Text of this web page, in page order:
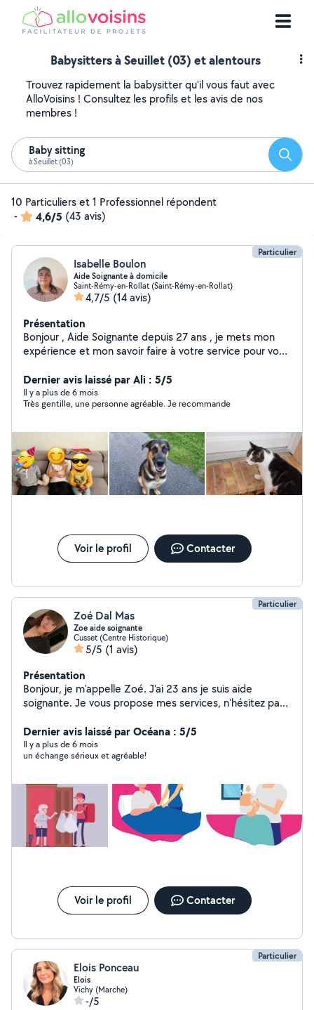
Babysitters à Seuillet (03) et alentours
Trouvez rapidement la babysitter qu'il vous faut avec
AlloVoisins ! Consultez les profils et les avis de nos
membres !
Baby sitting
à Seuillet (03)
10 Particuliers et 1 Professionnel répondent
-
4,6/5 (43 avis)
Particulier
Isabelle Boulon
Aide Soignante à domicile
Saint-Rémy-en-Rollat (Saint-Rémy-en-Rollat)
4,7/5 (14 avis)
Présentation
Bonjour , Aide Soignante depuis 27 ans , je mets mon
expérience et mon savoir faire à votre service pour vos
personnes handicapées). Pour vos soins de nursing ,
aide aux repas , aide à la marche , entretien ,
promenade , accompagnement aux rdv , courses ,
domicile dans les meilleurs conditions et avec la prise en
charge là mieux adaptée. Pour des visites pendant une
hospitalisation , du babysitting....( j'ai élevé mes enfants
seule) Payement en Cesu.
Dernier avis laissé par Ali : 5/5
Il y a plus de 6 mois
Très gentille, une personne agréable. Je recommande
Voir le profil Contacter
Particulier
Zoé Dal Mas
Zoe aide soignante
Cusset (Centre Historique)
5/5 (1 avis)
Présentation
Bonjour, je m'appelle Zoé. J'ai 23 ans je suis aide
soignante. Je vous propose mes services, n'hésitez pas
Dernier avis laissé par Océana : 5/5
Il y a plus de 6 mois
un échange sérieux et agréable!
Voir le profil Contacter
Particulier
Elois Ponceau
Elois
Vichy (Marche)
-/5